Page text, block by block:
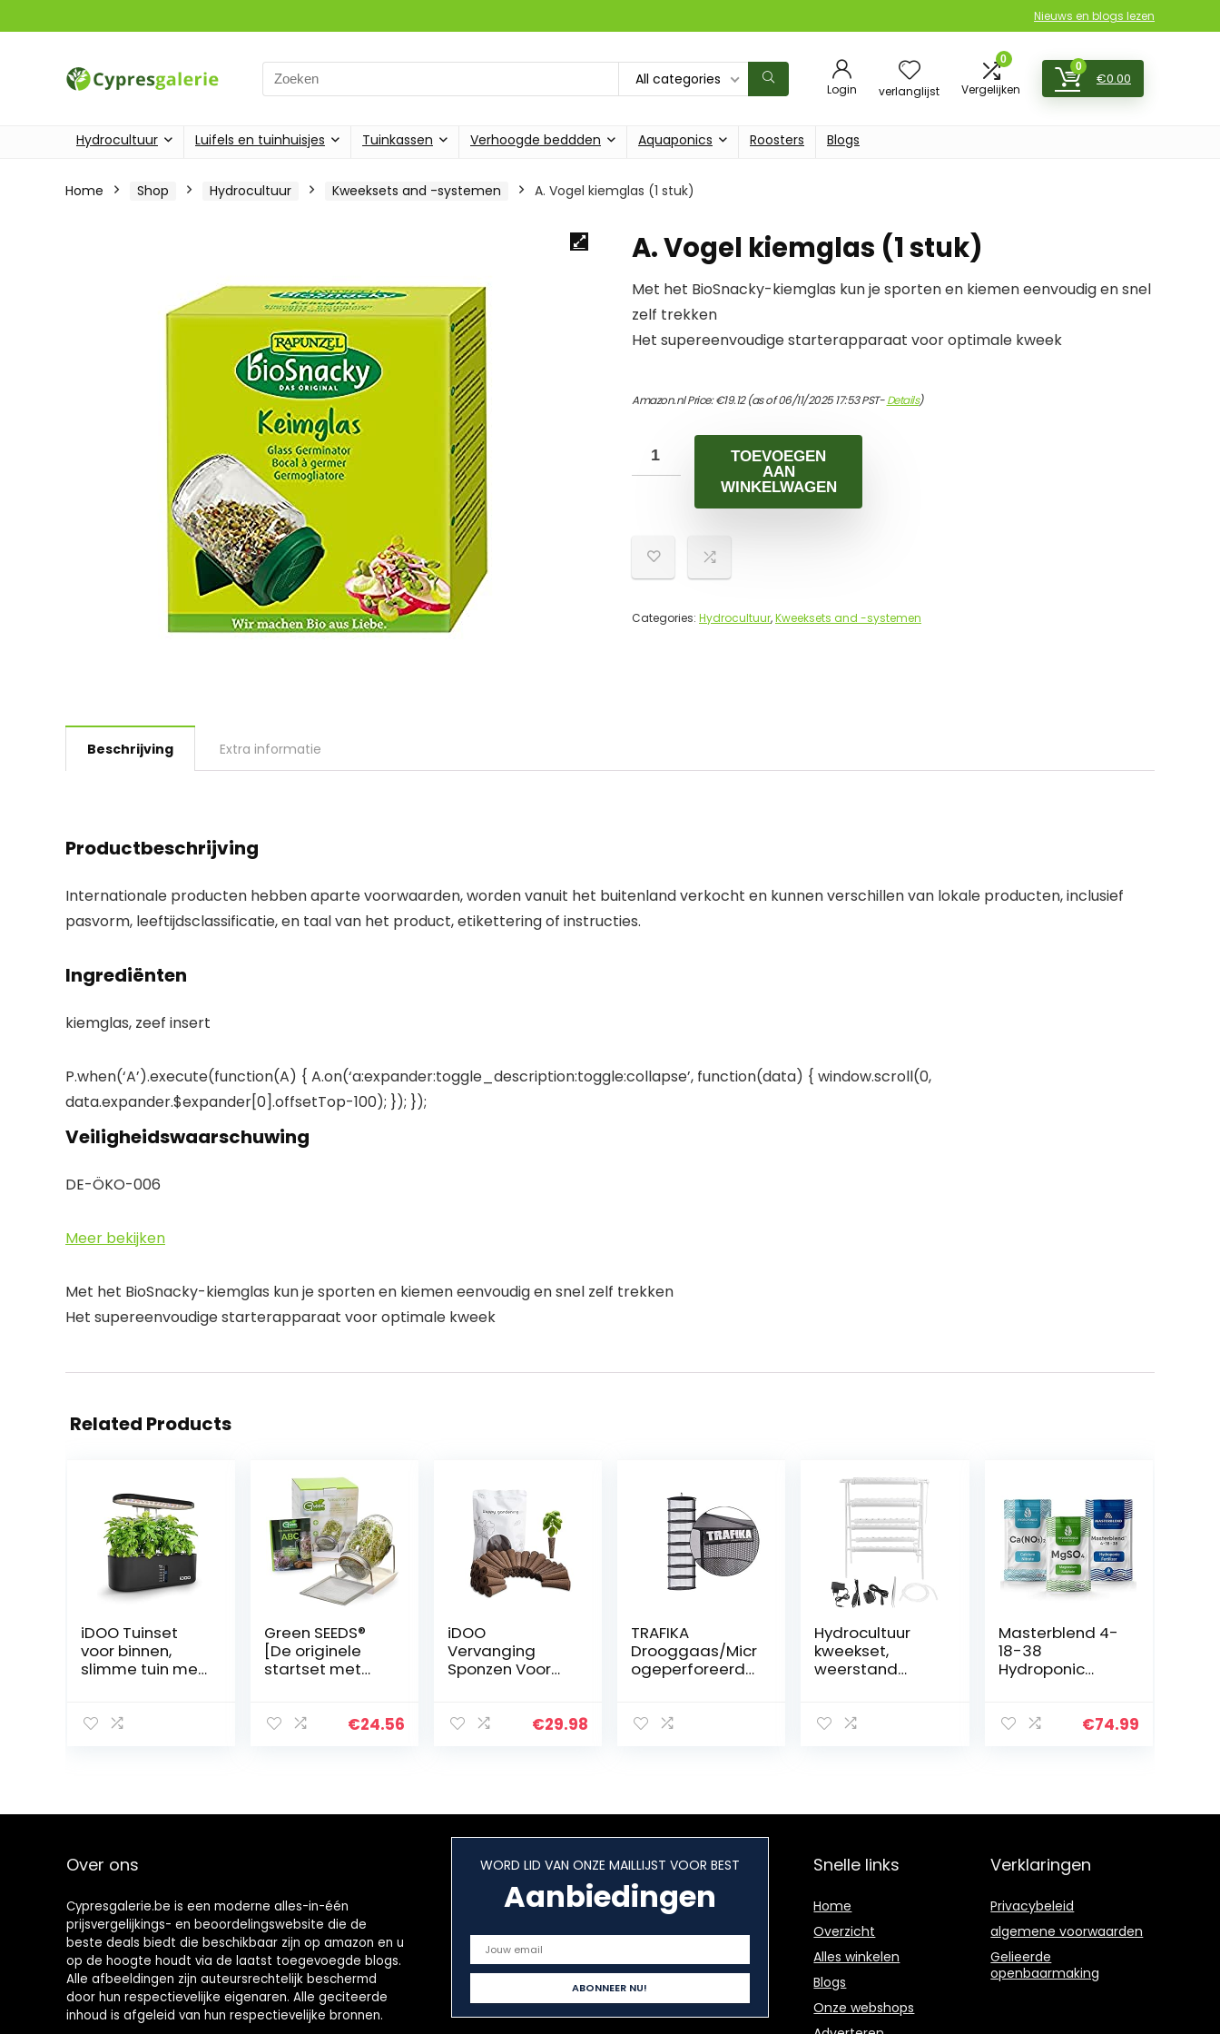
Nieuws en blogs lezen
Search
for:
All categories
Login verlanglijst
0
Vergelijken
0
€0.00
Hydrocultuur Luifels en tuinhuisjes Tuinkassen Verhoogde beddden Aquaponics Roosters Blogs
Home Shop Hydrocultuur Kweeksets and -systemen A. Vogel kiemglas (1 stuk)
A. Vogel kiemglas (1 stuk)
Met het BioSnacky-kiemglas kun je sporten en kiemen eenvoudig en snel
zelf trekken
Het supereenvoudige starterapparaat voor optimale kweek
Amazon.nl Price:€19.12(as of 06/11/2025 17:53 PST-Details)
TOEVOEGEN
AAN
WINKELWAGEN
Categories: Hydrocultuur,Kweeksets and -systemen
Beschrijving Extra informatie
Productbeschrijving
Internationale producten hebben aparte voorwaarden, worden vanuit het buitenland verkocht en kunnen verschillen van lokale producten, inclusief
pasvorm, leeftijdsclassificatie, en taal van het product, etikettering of instructies.
Ingrediënten
kiemglas, zeef insert
P.when(‘A’).execute(function(A) { A.on(‘a:expander:toggle_description:toggle:collapse’, function(data) { window.scroll(0,
data.expander.$expander[0].offsetTop-100); }); });
Veiligheidswaarschuwing
DE-ÖKO-006
Meer bekijken
Met het BioSnacky-kiemglas kun je sporten en kiemen eenvoudig en snel zelf trekken
Het supereenvoudige starterapparaat voor optimale kweek
Related Products
iDOO Tuinset
voor binnen,
slimme tuin met
groeisysteem
thuiskeuken, in
Pods)
Green SEEDS®
[De originele
startset met
hoogwaardig
schaal +
€24.56
iDOO
Vervanging
Sponzen Voor
ID-IG305 I-D-01
€29.98
TRAFIKA
Drooggaas/Micr
ogeperforeerd
diameter 55cm
paddenstoelen,
toppen/Indoorg
gewassen/DRO
OGREK
Hydrocultuur
kweekset,
weerstand
Hydrocultuursyst
Masterblend 4-
18-38
Hydroponic
voor
€74.99
Over ons
Cypresgalerie.be is een moderne alles-in-één
prijsvergelijkings- en beoordelingswebsite die de
beste deals biedt die beschikbaar zijn op amazon en u
op de hoogte houdt via de laatst toegevoegde blogs.
Alle afbeeldingen zijn auteursrechtelijk beschermd
door hun respectievelijke eigenaren. Alle geciteerde
inhoud is afgeleid van hun respectievelijke bronnen.
WORD LID VAN ONZE MAILLIJST VOOR BEST
Aanbiedingen
Snelle links
Home
Overzicht
Alles winkelen
Blogs
Onze webshops
Verklaringen
Privacybeleid
algemene voorwaarden
Gelieerde
openbaarmaking